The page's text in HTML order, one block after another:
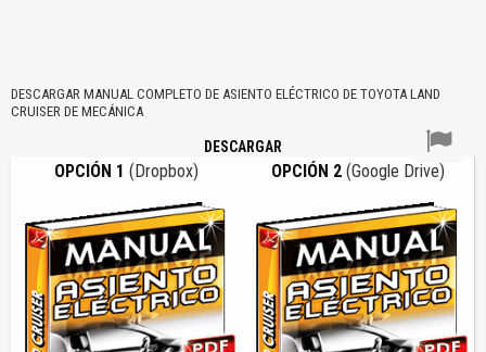
DESCARGAR MANUAL COMPLETO DE ASIENTO ELÉCTRICO DE TOYOTA LAND
CRUISER DE MECÁNICA
DESCARGAR
OPCIÓN 1 (Dropbox) OPCIÓN 2 (Google Drive)